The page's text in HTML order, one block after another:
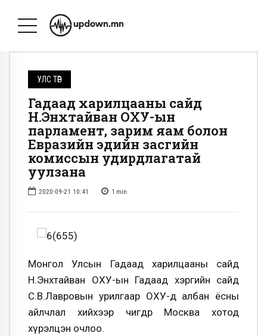
УЛС ТӨР
Гадаад харилцааны сайд
Н.Энхтайван ОХУ-ын
парламент, зарим яам болон
Евразийн эдийн засгийн
комиссын удирдлагатай
уулзана
2020-09-21 10:41 1 min
Монгол Улсын Гадаад харилцааны сайд
Н.Энхтайван ОХУ-ын Гадаад хэргийн сайд
С.В.Лавровын урилгаар ОХУ-д албан ёсны
айлчлал хийхээр өчигдөр Москва хотод
хүрэлцэн очлоо.